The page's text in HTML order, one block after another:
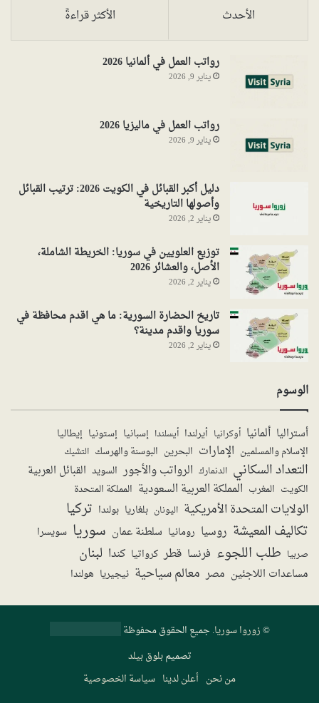
الأحدث الأكثر قراءةً
رواتب العمل في ألمانيا 2026
يناير 9, 2026
رواتب العمل في ماليزيا 2026
يناير 9, 2026
دليل أكبر القبائل في الكويت 2026: ترتيب القبائل
وأصولها التاريخية
يناير 2, 2026
توزيع العلويين في سوريا: الخريطة الشاملة،
الأصل، والعشائر 2026
يناير 2, 2026
تاريخ الحضارة السورية: ما هي اقدم محافظة في
سوريا واقدم مدينة؟
يناير 2, 2026
الوسوم
أستراليا ألمانيا أوكرانيا أيرلندا أيسلندا إسبانيا إستونيا إيطاليا
الإسلام والمسلمين الإمارات البحرين البوسنة والهرسك التشيك
التعداد السكاني الدنمارك الرواتب والأجور السويد القبائل العربية
الكويت المغرب المملكة العربية السعودية المملكة المتحدة
الولايات المتحدة الأمريكية اليونان بلغاريا بولندا تركيا
تكاليف المعيشة روسيا رومانيا سلطنة عمان سوريا سويسرا
صربيا طلب اللجوء فرنسا قطر كرواتيا كندا لبنان
مساعدات اللاجئين مصر معالم سياحية نيجيريا هولندا
©زوروا سوريا. جميع الحقوق محفوظة
تصميمبلوق بيلد
من نحن أعلن لدينا سياسة الخصوصية